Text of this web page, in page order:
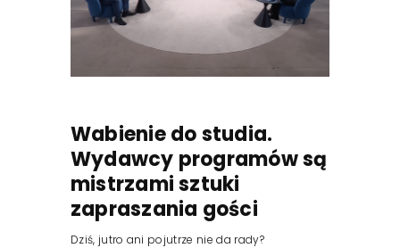
Wabienie do studia.
Wydawcy programów są
mistrzami sztuki
zapraszania gości
Dziś, jutro ani pojutrze nie da rady?